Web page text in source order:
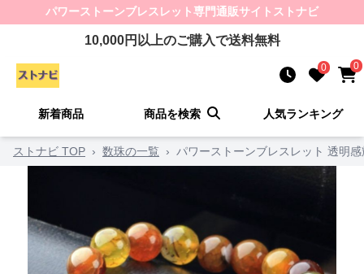
パワーストーンブレスレット専門通販サイト ストナビ
10,000円以上のご購入で送料無料
0 0
新着商品 商品を検索 人気ランキング
ストナビ TOP › 数珠の一覧 › パワーストーンブレスレット 透明